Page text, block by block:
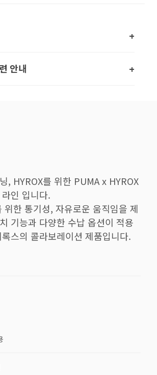
안내
, HYROX를 위한 PUMA x HYROX
인 입니다.
위한 통기성, 자유로운 움직임을 제
기능과 다양한 수납 옵션이 적용
스의 콜라보레이션 제품입니다.